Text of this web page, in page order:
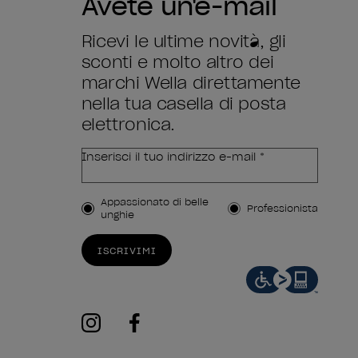
Ricevi le ultime novità, gli
sconti e molto altro dei
marchi Wella direttamente
nella tua casella di posta
elettronica.
Inserisci il tuo indirizzo e-mail *
Tipo di cliente
Appassionato di belle
unghie
Professionista
ISCRIVIMI